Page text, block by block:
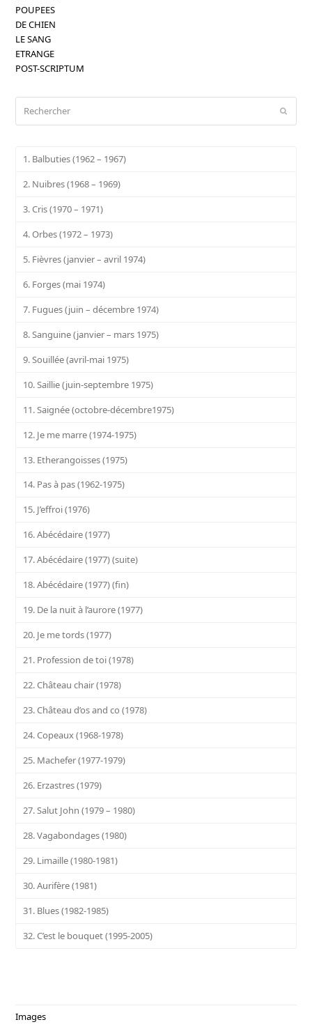
POUPEES
DE CHIEN
LE SANG
ETRANGE
POST-SCRIPTUM
1. Balbuties (1962 – 1967)
2. Nuibres (1968 – 1969)
3. Cris (1970 – 1971)
4. Orbes (1972 – 1973)
5. Fièvres (janvier – avril 1974)
6. Forges (mai 1974)
7. Fugues (juin – décembre 1974)
8. Sanguine (janvier – mars 1975)
9. Souillée (avril-mai 1975)
10. Saillie (juin-septembre 1975)
11. Saignée (octobre-décembre1975)
12. Je me marre (1974-1975)
13. Etherangoisses (1975)
14. Pas à pas (1962-1975)
15. J’effroi (1976)
16. Abécédaire (1977)
17. Abécédaire (1977) (suite)
18. Abécédaire (1977) (fin)
19. De la nuit à l’aurore (1977)
20. Je me tords (1977)
21. Profession de toi (1978)
22. Château chair (1978)
23. Château d’os and co (1978)
24. Copeaux (1968-1978)
25. Machefer (1977-1979)
26. Erzastres (1979)
27. Salut John (1979 – 1980)
28. Vagabondages (1980)
29. Limaille (1980-1981)
30. Aurifère (1981)
31. Blues (1982-1985)
32. C’est le bouquet (1995-2005)
Images